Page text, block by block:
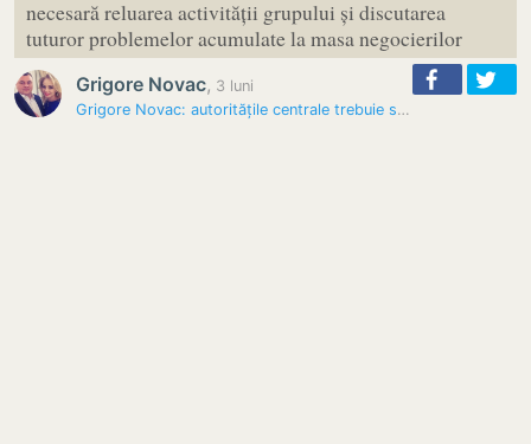
necesară reluarea activității grupului și discutarea
tuturor problemelor acumulate la masa negocierilor
Grigore Novac, 3 luni
Grigore Novac: autoritățile centrale trebuie să fie interesate de…